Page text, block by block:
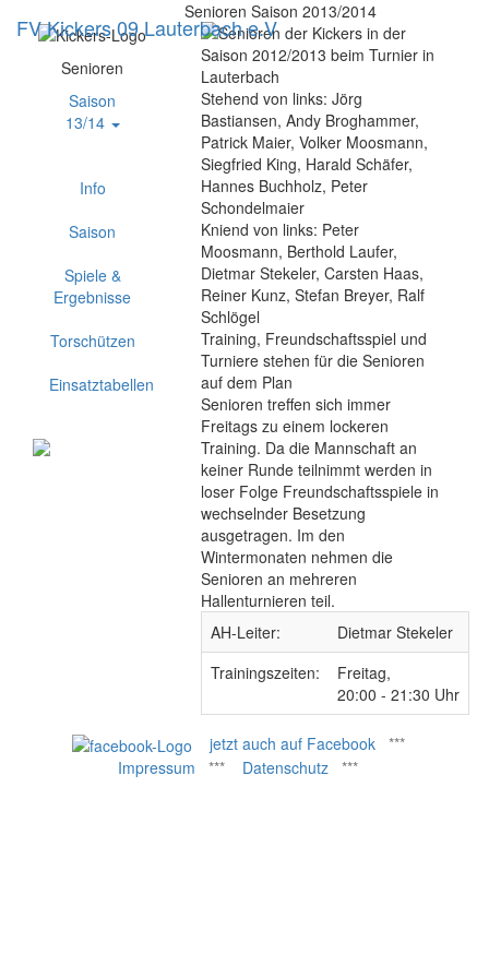
FV Kickers 09 Lauterbach e.V
Senioren
Saison
13/14
Info
Saison
Spiele &
Ergebnisse
Torschützen
Einsatztabellen
Senioren Saison 2013/2014
Stehend von links: Jörg
Bastiansen, Andy Broghammer,
Patrick Maier, Volker Moosmann,
Siegfried King, Harald Schäfer,
Hannes Buchholz, Peter
Schondelmaier
Kniend von links: Peter
Moosmann, Berthold Laufer,
Dietmar Stekeler, Carsten Haas,
Reiner Kunz, Stefan Breyer, Ralf
Schlögel
Training, Freundschaftsspiel und
Turniere stehen für die Senioren
auf dem Plan
Senioren treffen sich immer
Freitags zu einem lockeren
Training. Da die Mannschaft an
keiner Runde teilnimmt werden in
loser Folge Freundschaftsspiele in
wechselnder Besetzung
ausgetragen. Im den
Wintermonaten nehmen die
Senioren an mehreren
Hallenturnieren teil.
AH-Leiter:
Dietmar Stekeler
Trainingszeiten:
Freitag,
20:00 - 21:30 Uhr
jetzt auch auf Facebook***
Impressum *** Datenschutz ***